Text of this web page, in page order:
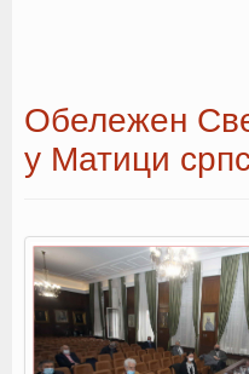
Обележен
у Матици